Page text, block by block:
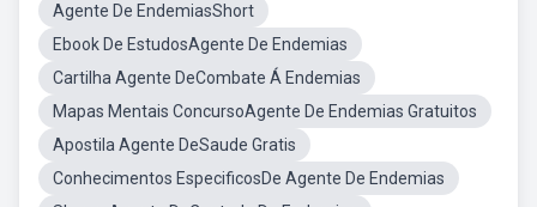
Agente De EndemiasShort
Ebook De EstudosAgente De Endemias
Cartilha Agente DeCombate Á Endemias
Mapas Mentais ConcursoAgente De Endemias Gratuitos
Apostila Agente DeSaude Gratis
Conhecimentos EspecificosDe Agente De Endemias